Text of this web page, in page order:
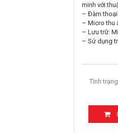
minh với
– Đàm
– Micro thu
– Lưu trữ:
– Sử dụng
Tình